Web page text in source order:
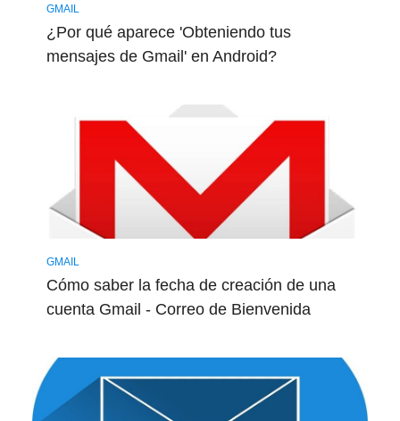
GMAIL
¿Por qué aparece 'Obteniendo tus
mensajes de Gmail' en Android?
GMAIL
Cómo saber la fecha de creación de una
cuenta Gmail - Correo de Bienvenida